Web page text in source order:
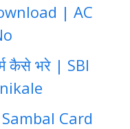
| AC
कैसे भरे | SBI
Sambal Card